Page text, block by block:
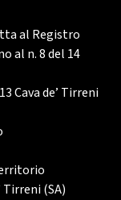
al Registro
al n. 8 del 14
Cava de’ Tirreni
Tirreni (SA)